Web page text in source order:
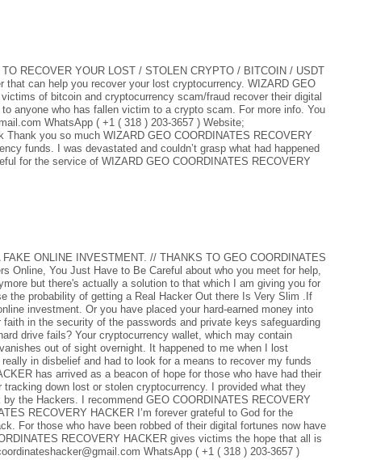
RECOVER YOUR LOST / STOLEN CRYPTO / BITCOIN / USDT
can help you recover your lost cryptocurrency. WIZARD GEO
of bitcoin and cryptocurrency scam/fraud recover their digital
anyone who has fallen victim to a crypto scam. For more info. You
WhatsApp ( +1 ( 318 ) 203-3657 ) Website;
you so much WIZARD GEO COORDINATES RECOVERY
funds. I was devastated and couldn’t grasp what had happened
for the service of WIZARD GEO COORDINATES RECOVERY
ONLINE INVESTMENT. // THANKS TO GEO COORDINATES
Online, You Just Have to Be Careful about who you meet for help,
but there's actually a solution to that which I am giving you for
the probability of getting a Real Hacker Out there Is Very Slim .If
investment. Or you have placed your hard-earned money into
in the security of the passwords and private keys safeguarding
drive fails? Your cryptocurrency wallet, which may contain
out of sight overnight. It happened to me when I lost
in disbelief and had to look for a means to recover my funds
has arrived as a beacon of hope for those who have had their
down lost or stolen cryptocurrency. I provided what they
the Hackers. I recommend GEO COORDINATES RECOVERY
RECOVERY HACKER I’m forever grateful to God for the
For those who have been robbed of their digital fortunes now have
RECOVERY HACKER gives victims the hope that all is
WhatsApp ( +1 ( 318 ) 203-3657 )